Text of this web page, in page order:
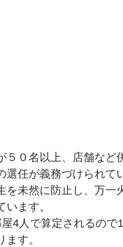
０名以上、店舗など
任が義務づけられて
を未然に防止し、万一
ます。
4人で算定されるので
す。